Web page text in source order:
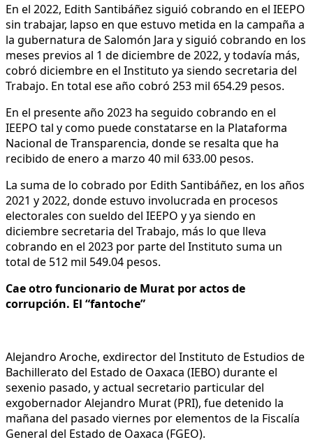
En el 2022, Edith Santibáñez siguió cobrando en el IEEPO
sin trabajar, lapso en que estuvo metida en la campaña a
la gubernatura de Salomón Jara y siguió cobrando en los
meses previos al 1 de diciembre de 2022, y todavía más,
cobró diciembre en el Instituto ya siendo secretaria del
Trabajo. En total ese año cobró 253 mil 654.29 pesos.
En el presente año 2023 ha seguido cobrando en el
IEEPO tal y como puede constatarse en la Plataforma
Nacional de Transparencia, donde se resalta que ha
recibido de enero a marzo 40 mil 633.00 pesos.
La suma de lo cobrado por Edith Santibáñez, en los años
2021 y 2022, donde estuvo involucrada en procesos
electorales con sueldo del IEEPO y ya siendo en
diciembre secretaria del Trabajo, más lo que lleva
cobrando en el 2023 por parte del Instituto suma un
total de 512 mil 549.04 pesos.
Cae otro funcionario de Murat por actos de
corrupción. El “fantoche”
Alejandro Aroche, exdirector del Instituto de Estudios de
Bachillerato del Estado de Oaxaca (IEBO) durante el
sexenio pasado, y actual secretario particular del
exgobernador Alejandro Murat (PRI), fue detenido la
mañana del pasado viernes por elementos de la Fiscalía
General del Estado de Oaxaca (FGEO).